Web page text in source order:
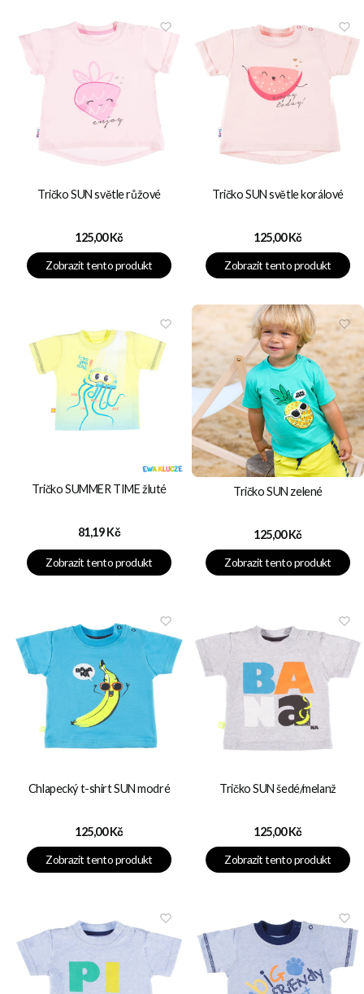
Tričko SUN světle růžové
Cena
125,00 Kč
Zobrazit tento produkt
Tričko SUN světle korálové
Cena
125,00 Kč
Zobrazit tento produkt
Tričko SUMMER TIME žluté
Cena
81,19 Kč
Zobrazit tento produkt
Tričko SUN zelené
Cena
125,00 Kč
Zobrazit tento produkt
Chlapecký t-shirt SUN modré
Cena
125,00 Kč
Zobrazit tento produkt
Tričko SUN šedé/melanž
Cena
125,00 Kč
Zobrazit tento produkt